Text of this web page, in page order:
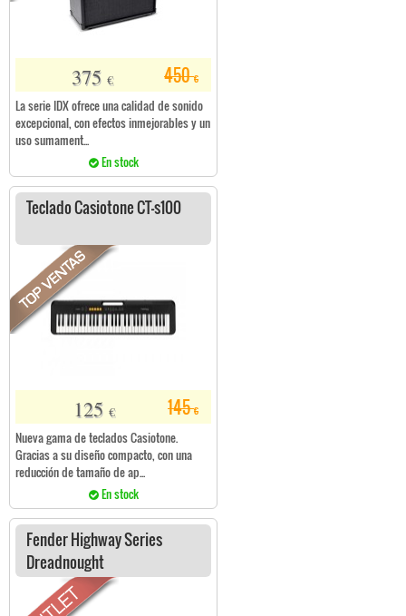
450€
375 €
La serie IDX ofrece una calidad de sonido
excepcional, con efectos inmejorables y un
uso sumament...
En stock
Teclado Casiotone CT-s100
145€
125 €
Nueva gama de teclados Casiotone.
Gracias a su diseño compacto, con una
reducción de tamaño de ap...
En stock
Fender Highway Series
Dreadnought